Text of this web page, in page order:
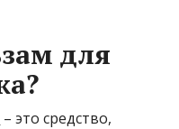
для
– это средство,